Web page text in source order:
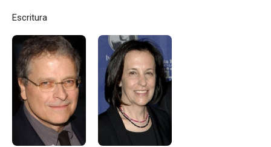
Escritura